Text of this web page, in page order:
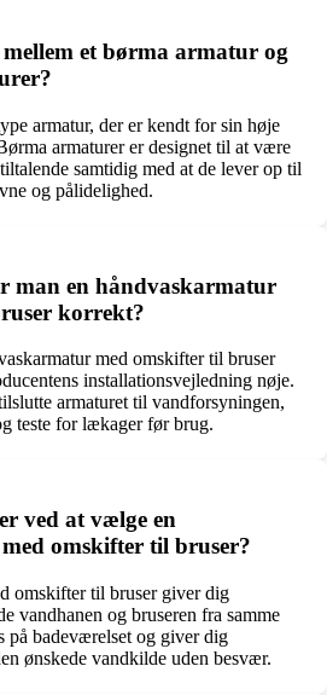
et børma armatur og
armatur, der er kendt for sin høje
armaturer er designet til at være
samtidig med at de lever op til
og pålidelighed.
man en håndvaskarmatur
korrekt?
med omskifter til bruser
installationsvejledning nøje.
armaturet til vandforsyningen,
teste for lækager før brug.
ved at vælge en
omskifter til bruser?
omskifter til bruser giver dig
vandhanen og bruseren fra samme
på badeværelset og giver dig
ønskede vandkilde uden besvær.